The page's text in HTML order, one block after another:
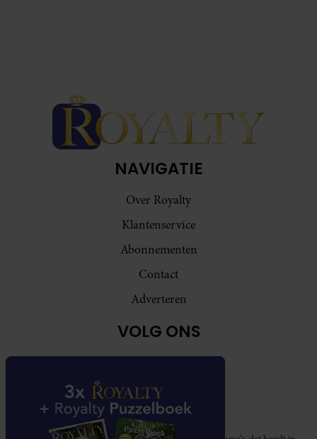
NAVIGATIE
Over Royalty
Klantenservice
Abonnementen
Contact
Adverteren
VOLG ONS